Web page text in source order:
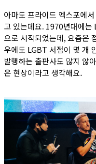
아마도 프라이드 엑스포에
고 있는데요. 1970년대에는
으로 시작되었는데, 요즘은
우에도 LGBT 서점이 몇 개
발행하는 출판사도 많지 않
은 현상이라고 생각해요.